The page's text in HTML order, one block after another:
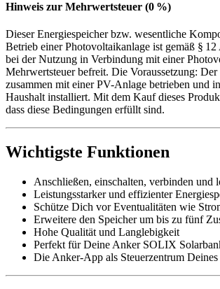
Hinweis zur Mehrwertsteuer (0 %)
Dieser Energiespeicher bzw. wesentliche
Betrieb einer Photovoltaikanlage ist gemäß §
bei der Nutzung in Verbindung mit einer
Mehrwertsteuer befreit. Die Voraussetzung:
zusammen mit einer PV-Anlage betrieben und
Haushalt installiert. Mit dem Kauf dieses
dass diese Bedingungen erfüllt sind.
Wichtigste Funktionen
Anschließen, einschalten, verbinden und
Leistungsstarker und effizienter
Schütze Dich vor Eventualitäten wie
Erweitere den Speicher um bis zu fünf
Hohe Qualität und Langlebigkeit
Perfekt für Deine Anker SOLIX
Die Anker-App als Steuerzentrum Deines